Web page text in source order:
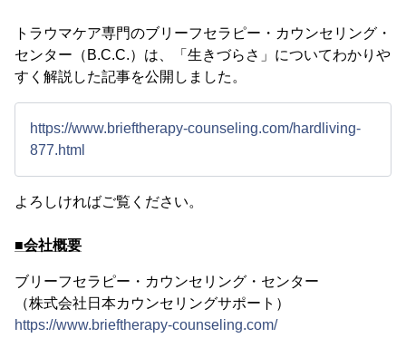
トラウマケア専門のブリーフセラピー・カウンセリング・
センター（B.C.C.）は、「生きづらさ」についてわかりや
すく解説した記事を公開しました。
https://www.brieftherapy-counseling.com/hardliving-
877.html
よろしければご覧ください。
■会社概要
ブリーフセラピー・カウンセリング・センター
（株式会社日本カウンセリングサポート）
https://www.brieftherapy-counseling.com/